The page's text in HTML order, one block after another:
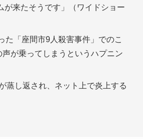
が来たそうです」（ワイドショー
た「座間市9人殺害事件」でのこ
が乗ってしまうというハプニン
蒸し返され、ネット上で炎上する